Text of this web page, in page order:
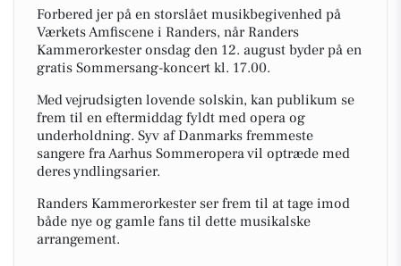
Forbered jer på en storslået musikbegivenhed på
Værkets Amfiscene i Randers, når Randers
Kammerorkester onsdag den 12. august byder på en
gratis Sommersang-koncert kl. 17.00.
Med vejrudsigten lovende solskin, kan publikum se
frem til en eftermiddag fyldt med opera og
underholdning. Syv af Danmarks fremmeste
sangere fra Aarhus Sommeropera vil optræde med
deres yndlingsarier.
Randers Kammerorkester ser frem til at tage imod
både nye og gamle fans til dette musikalske
arrangement.